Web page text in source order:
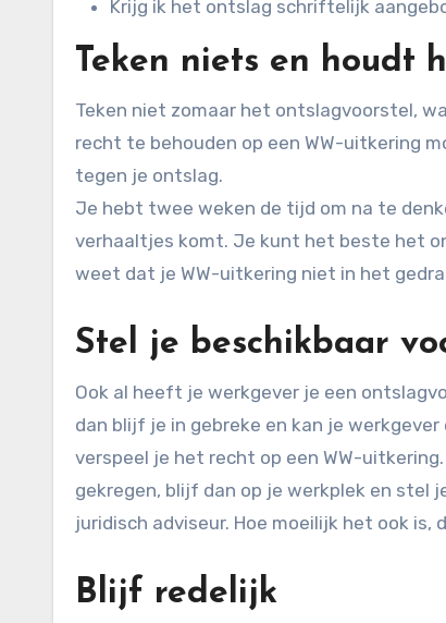
Krijg ik het ontslag schriftelijk
Teken niets en houdt
Teken niet zomaar het ontslagvoorstel,
recht te behouden op een WW-uitkering
tegen je ontslag.
Je hebt twee weken de tijd om na te
verhaaltjes komt. Je kunt het beste het
weet dat je WW-uitkering niet in het
Stel je beschikbaar
Ook al heeft je werkgever je een
dan blijf je in gebreke en kan je
verspeel je het recht op een WW-
gekregen, blijf dan op je werkplek en stel
juridisch adviseur. Hoe moeilijk het ook
Blijf redelijk